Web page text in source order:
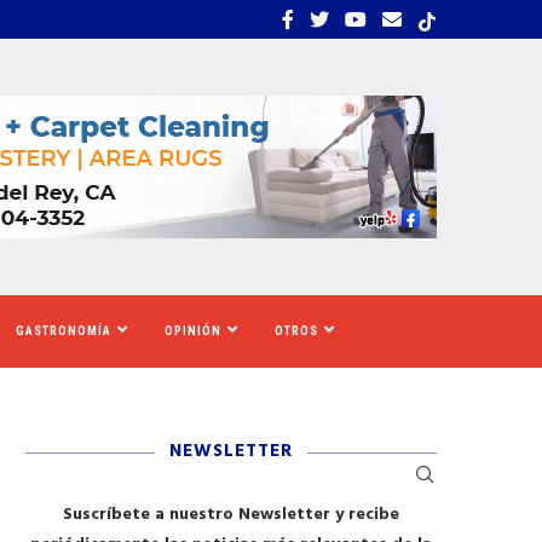
ESTRÉS, INCERTIDUMBRE Y MIEDO... CALIFORNIA SE
GASTRONOMÍA OPINIÓN OTROS
NEWSLETTER
Suscríbete a nuestro Newsletter y recibe